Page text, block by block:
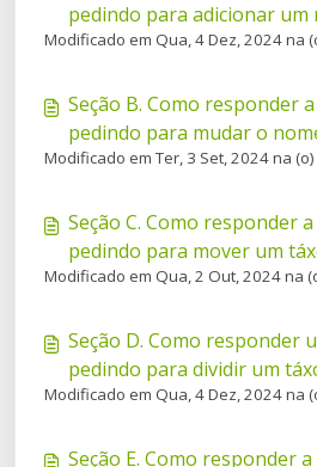
pedindo para adicionar um
Modificado em Qua, 4 Dez, 2024 na
Seção B. Como responder
pedindo para mudar o
Modificado em Ter, 3 Set, 2024 na (o)
Seção C. Como responder
pedindo para mover um
Modificado em Qua, 2 Out, 2024 na
Seção D. Como responder
pedindo para dividir um
Modificado em Qua, 4 Dez, 2024 na
Seção E. Como responder